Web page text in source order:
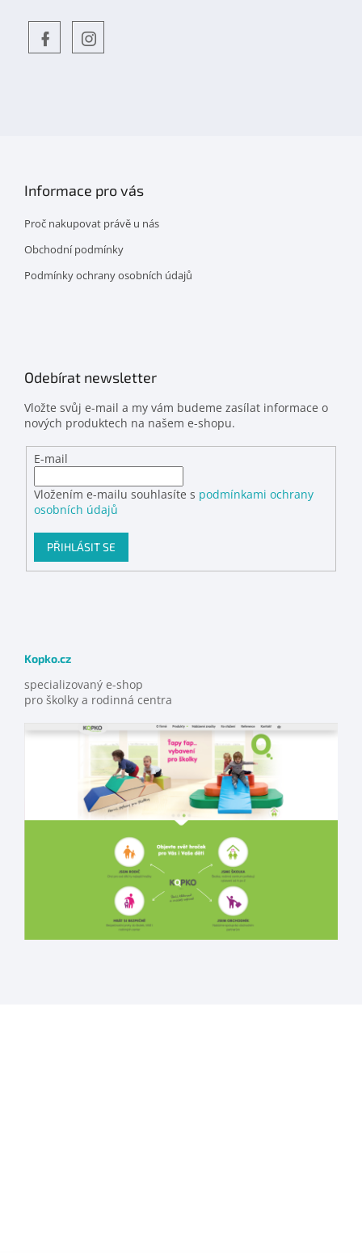
Informace pro vás
Proč nakupovat právě u nás
Obchodní podmínky
Podmínky ochrany osobních údajů
Odebírat newsletter
Vložte svůj e-mail a my vám budeme zasílat informace o
nových produktech na našem e-shopu.
E-mail
Vložením e-mailu souhlasíte s podmínkami ochrany
osobních údajů
PŘIHLÁSIT SE
Kopko.cz
specializovaný e-shop
pro školky a rodinná centra